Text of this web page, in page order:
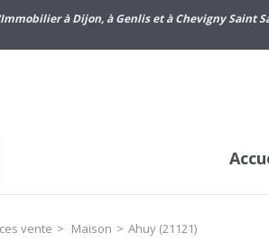
à Dijon, à Genlis et à Chevigny Saint
vente > Maison > Ahuy (21121)